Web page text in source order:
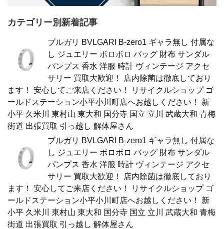
カテゴリー別新着記事
ブルガリ BVLGARI B-zero1 ギャラ無し 付属な
し ジュエリー ボロボロ バッグ 財布 サンダル
パンプス 香水 洋服 時計 ヴィンテージ アクセ
サリー 買取大歓迎！ 店内除菌は徹底しており
ます！ 安心してご来店ください！ リサイクルショップ ゴ
ールドステーション小平小川町店へお越しください！ 新
小平 久米川 東村山 東大和 国分寺 国立 立川 武蔵大和 青梅
街道 出張買取 引っ越し 解体屋さん
ブルガリ BVLGARI B-zero1 ギャラ無し 付属な
し ジュエリー ボロボロ バッグ 財布 サンダル
パンプス 香水 洋服 時計 ヴィンテージ アクセ
サリー 買取大歓迎！ 店内除菌は徹底しており
ます！ 安心してご来店ください！ リサイクルショップ ゴ
ールドステーション小平小川町店へお越しください！ 新
小平 久米川 東村山 東大和 国分寺 国立 立川 武蔵大和 青梅
街道 出張買取 引っ越し 解体屋さん